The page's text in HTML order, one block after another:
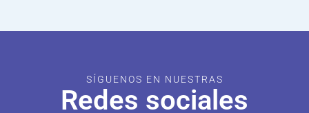
SÍGUENOS EN NUESTRAS
Redes sociales